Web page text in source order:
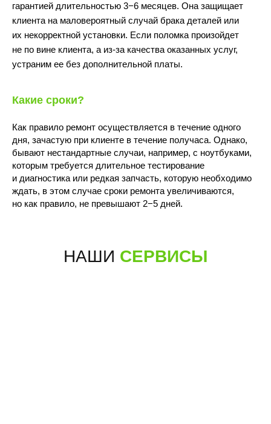
гарантией длительностью 3−6 месяцев. Она защищает
клиента на маловероятный случай брака деталей или
их некорректной установки. Если поломка произойдет
не по вине клиента, а из-за качества оказанных услуг,
устраним ее без дополнительной платы.
Какие сроки?
Как правило ремонт осуществляется в течение одного
дня, зачастую при клиенте в течение получаса. Однако,
бывают нестандартные случаи, например, с ноутбуками,
которым требуется длительное тестирование
и диагностика или редкая запчасть, которую необходимо
ждать, в этом случае сроки ремонта увеличиваются,
но как правило, не превышают 2−5 дней.
НАШИ СЕРВИСЫ
Волжский бульвар, 7
(Перекрёсток)
м.Текстильщики
10:00 - 21:00
10:00 - 22:00